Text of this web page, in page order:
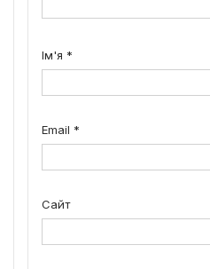
Ім'я *
Email *
Сайт